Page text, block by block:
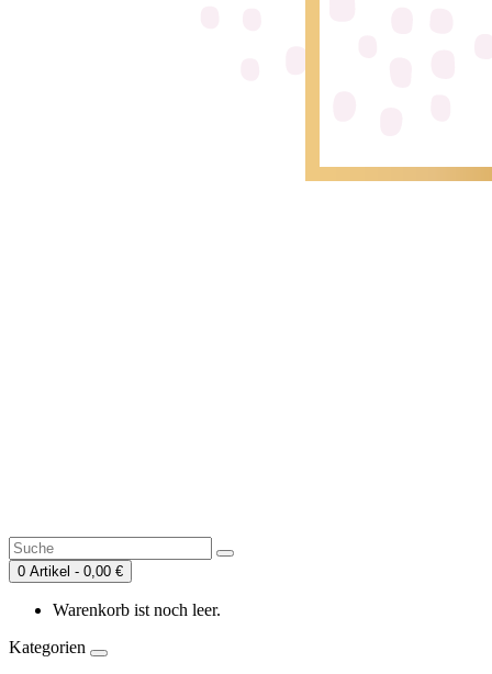
0 Artikel - 0,00 €
Warenkorb ist noch leer.
Kategorien